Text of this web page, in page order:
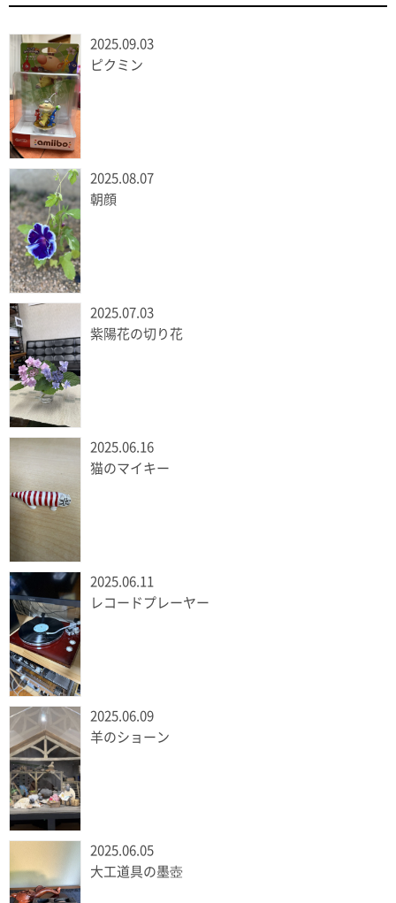
2025.09.03
ピクミン
2025.08.07
朝顔
2025.07.03
紫陽花の切り花
2025.06.16
猫のマイキー
2025.06.11
レコードプレーヤー
2025.06.09
羊のショーン
2025.06.05
大工道具の墨壺